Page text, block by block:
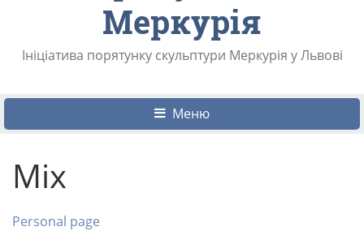
Меркурія
Ініціатива порятунку скульптури Меркурія у Львові
Меню
Mix
Personal page